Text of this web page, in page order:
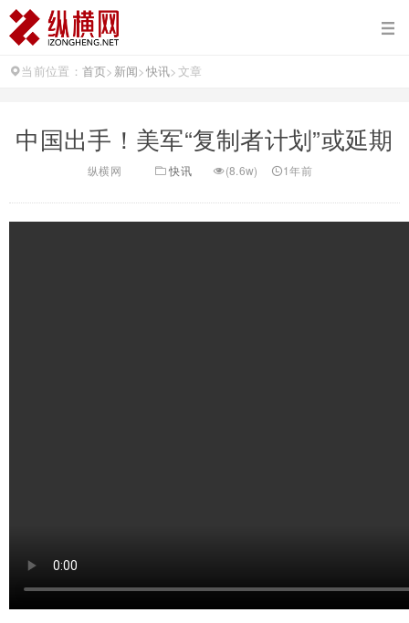
当前位置： 首页> 新闻>快讯>文章
中国出手！美军“复制者计划”或延期
纵横网 快讯 (8.6w) 1年前